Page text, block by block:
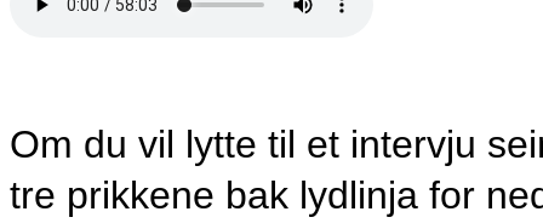
Om du vil lytte til et intervju
tre prikkene bak lydlinja for